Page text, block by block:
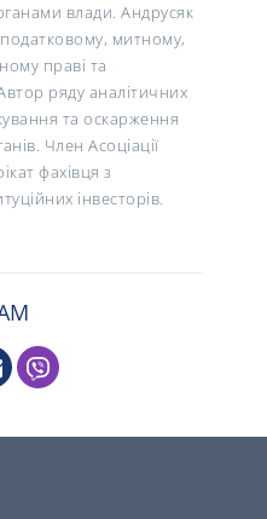
влади. Андрусяк
податковому, митному,
праві та
ряду аналітичних
та оскарження
Член Асоціації
фахівця з
інвесторів.